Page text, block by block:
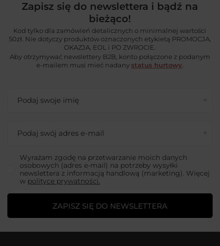
Zapisz się do newslettera i bądź na
bieżąco!
Kod tylko dla zamówień detalicznych o minimalnej wartości
50zł. Nie dotyczy produktów oznaczonych etykietą PROMOCJA,
OKAZJA, EOL i PO ZWROCIE.
Aby otrzymywać newslettery B2B, konto połączone z podanym
e-mailem musi mieć nadany status hurtowy
Podaj swoje imię
Podaj swój adres e-mail
Wyrażam zgodę na przetwarzanie moich danych
osobowych (adres e-mail) na potrzeby wysyłki
newslettera z informacją handlową (marketing). Więcej
w polityce prywatności.
ZAPISZ SIĘ DO NEWSLETTERA